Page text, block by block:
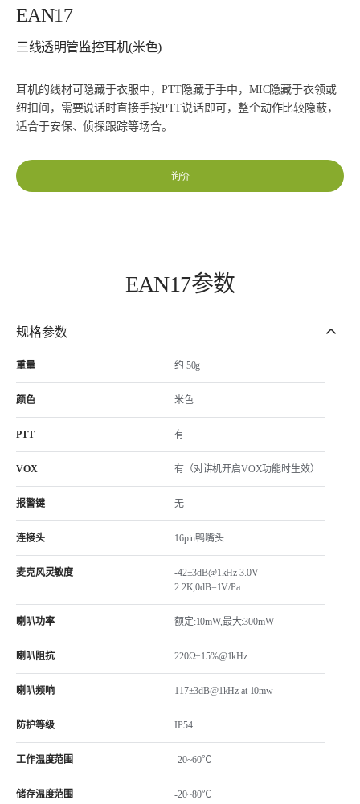
EAN17
三线透明管监控耳机(米色)
耳机的线材可隐藏于衣服中，PTT隐藏于手中，MIC隐藏于衣领或
纽扣间，需要说话时直接手按PTT说话即可，整个动作比较隐蔽，
适合于安保、侦探跟踪等场合。
询价
EAN17参数
规格参数
重量 约 50g
颜色 米色
PTT 有
VOX 有（对讲机开启VOX功能时生效）
报警键 无
连接头 16pin鸭嘴头
麦克风灵敏度
-42±3dB@1kHz 3.0V
2.2K,0dB=1V/Pa
喇叭功率 额定:10mW,最大:300mW
喇叭阻抗 220Ω±15%@1kHz
喇叭频响 117±3dB@1kHz at 10mw
防护等级 IP54
工作温度范围 -20~60℃
储存温度范围 -20~80℃